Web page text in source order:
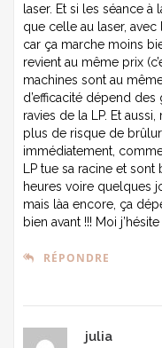
laser. Et si les séance
que celle au laser,
car ça marche moins
revient au même prix
machines sont au
d’efficacité dépend
ravies de la LP. Et
plus de risque de
immédiatement,
LP tue sa racine et
heures voire quelques
mais làa encore, ça
bien avant !!! Moi
RÉPONDRE
julia